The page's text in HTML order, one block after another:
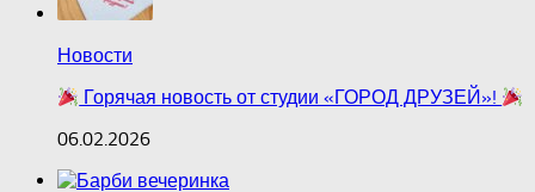
Новости
Горячая новость от студии «ГОРОД ДРУЗЕЙ»!
06.02.2026